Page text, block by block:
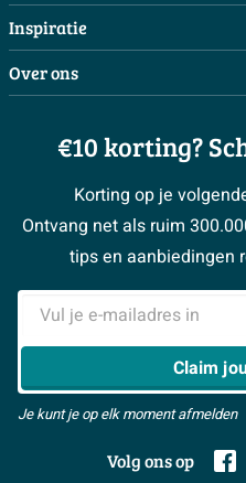
Bestellen
Betalen
Bezorgen / afhalen
Garantie / klachten
Reviewbeleid
> Naar de klantenservice
Maak een afspraak
Doe de offerte check
3D tekening maken
Klustips
Klusadvies
> Alle adviesmogelijkheden
Inspiratie
Complete badkamers
Complete toiletruimtes
Moodboards
Magazine
#MySawiday
> Naar inspiratie
Over ons
Over Sawiday
Vacatures
Sawiday PRO
BeCommerce
Samenwerken
> Alles over showrooms
€10 korting?
Korting op je
Ontvang net als ruim
tips en aanbiedingen
E-mailadres
Claim
Je kunt je op elk moment afmelden
Volg ons op